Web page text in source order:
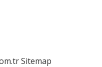
Sitemap